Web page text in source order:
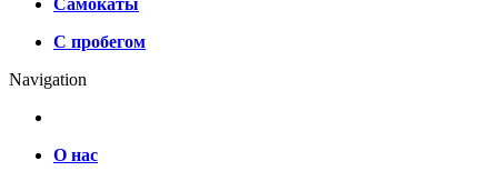
Самокаты
С пробегом
Navigation
О нас